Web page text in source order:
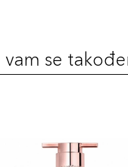
vam se